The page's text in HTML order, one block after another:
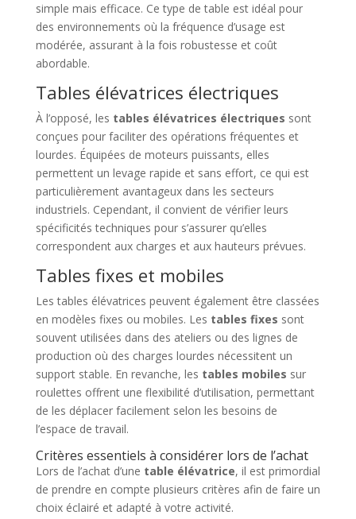
simple mais efficace. Ce type de table est idéal pour
des environnements où la fréquence d’usage est
modérée, assurant à la fois robustesse et coût
abordable.
Tables élévatrices électriques
À l’opposé, les tables élévatrices électriques sont
conçues pour faciliter des opérations fréquentes et
lourdes. Équipées de moteurs puissants, elles
permettent un levage rapide et sans effort, ce qui est
particulièrement avantageux dans les secteurs
industriels. Cependant, il convient de vérifier leurs
spécificités techniques pour s’assurer qu’elles
correspondent aux charges et aux hauteurs prévues.
Tables fixes et mobiles
Les tables élévatrices peuvent également être classées
en modèles fixes ou mobiles. Les tables fixes sont
souvent utilisées dans des ateliers ou des lignes de
production où des charges lourdes nécessitent un
support stable. En revanche, les tables mobiles sur
roulettes offrent une flexibilité d’utilisation, permettant
de les déplacer facilement selon les besoins de
l’espace de travail.
Critères essentiels à considérer lors de l’achat
Lors de l’achat d’une table élévatrice, il est primordial
de prendre en compte plusieurs critères afin de faire un
choix éclairé et adapté à votre activité.